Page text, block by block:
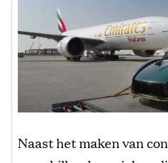
Naast het maken van